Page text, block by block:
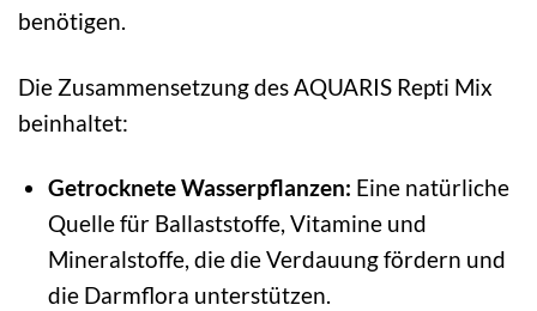
benötigen.
Die Zusammensetzung des AQUARIS Repti Mix
beinhaltet:
Getrocknete Wasserpflanzen: Eine natürliche
Quelle für Ballaststoffe, Vitamine und
Mineralstoffe, die die Verdauung fördern und
die Darmflora unterstützen.